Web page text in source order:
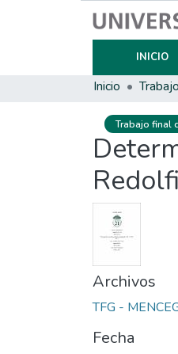
INICIO
Inicio
Trabajo final
Archivos
TFG -
Fecha